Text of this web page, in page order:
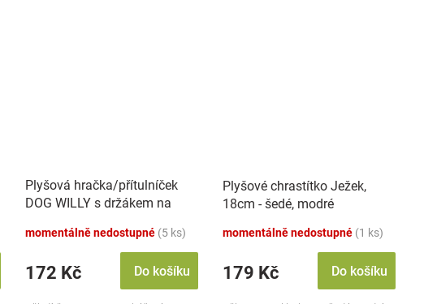
Plyšová hračka/přítulníček
DOG WILLY s držákem na
momentálně nedostupné (5 ks)
172 Kč Do košíku
Plyšové chrastítko Ježek,
18cm - šedé, modré
momentálně nedostupné (1 ks)
179 Kč Do košíku